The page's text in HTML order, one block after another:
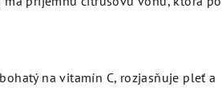
na vitamín C, rozjasňuje pleť a